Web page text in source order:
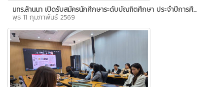
มทร.ล้านนา เปิดรับสมัครนักศึกษาระดับบัณฑิตศึกษา ประจำปีการศึ...
พุธ 11 กุมภาพันธ์ 2569